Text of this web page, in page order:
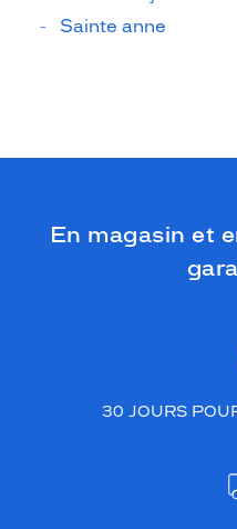
Sainte anne
En magasin et
30 JOURS